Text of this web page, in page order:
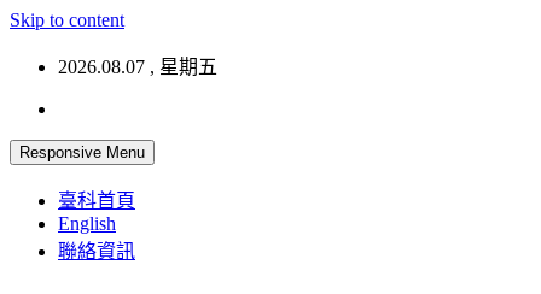
Skip to content
2026.08.07 , 星期五
Responsive Menu
臺科首頁
English
聯絡資訊